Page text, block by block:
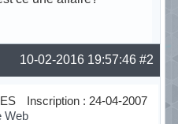
#2
10-02-2016 19:57:46
Inscription : 24-04-2007
Web